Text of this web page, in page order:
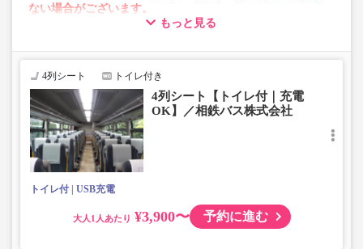
ない場合がございます。
・車両は予告なく変更となる場合がございます。これに伴
で、あらかじめご了承ください。
もっと見る
4列シート トイレ付き
4列シート【トイレ付｜充電
OK】／相鉄バス株式会社
トイレ付 USB充電
大人 ¥3,900〜 予約に進む